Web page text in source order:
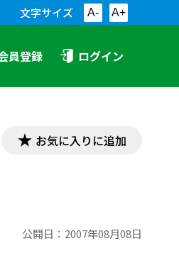
文字サイズ A- A+
員登録 ログイン
お気に入りに追加
公開日： 2007年08月08日